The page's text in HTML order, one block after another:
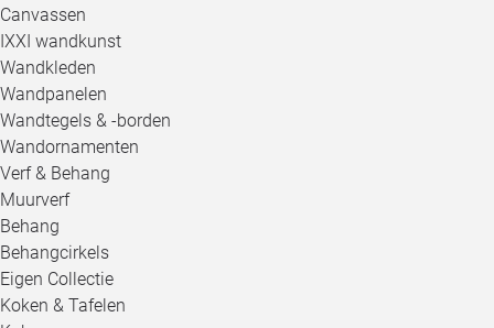
Canvassen
IXXI wandkunst
Wandkleden
Wandpanelen
Wandtegels & -borden
Wandornamenten
Verf & Behang
Muurverf
Behang
Behangcirkels
Eigen Collectie
Koken & Tafelen